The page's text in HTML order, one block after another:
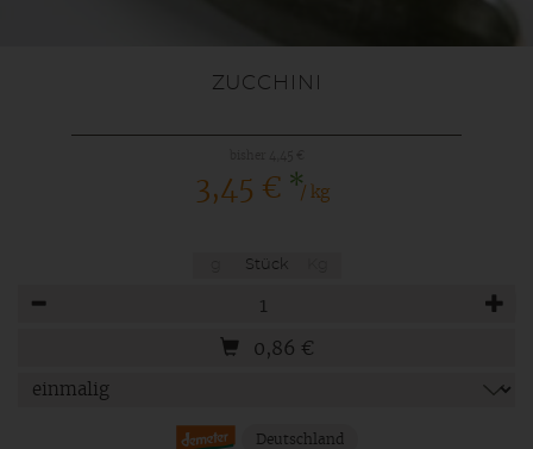
ZUCCHINI
3,45 € */ kg
Stück
0,86 €
Deutschland